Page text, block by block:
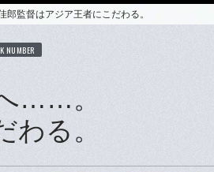
監督はアジア王者にこだわる。
NUMBER
……。
る。